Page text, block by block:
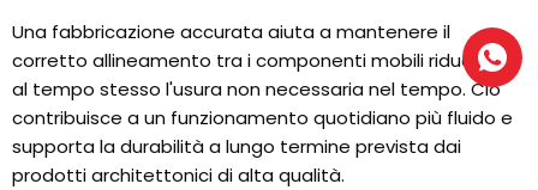
Una fabbricazione accurata aiuta a mantenere il
corretto allineamento tra i componenti mobili riducendo
al tempo stesso l'usura non necessaria nel tempo. Ciò
contribuisce a un funzionamento quotidiano più fluido e
supporta la durabilità a lungo termine prevista dai
prodotti architettonici di alta qualità.